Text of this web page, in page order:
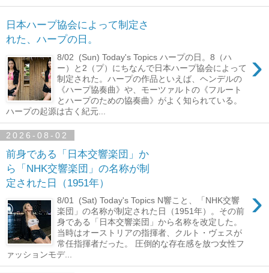
日本ハープ協会によって制定さ
れた、ハープの日。
›
8/02 (Sun) Today's Topics ハープの日。8（ハ
ー）と2（プ）にちなんで日本ハープ協会によって
制定された。ハープの作品といえば、ヘンデルの
《ハープ協奏曲》や、モーツァルトの《フルート
とハープのための協奏曲》がよく知られている。
ハープの起源は古く紀元...
2026-08-02
前身である「日本交響楽団」か
ら「NHK交響楽団」の名称が制
定された日（1951年）
›
8/01 (Sat) Today's Topics N響こと、「NHK交響
楽団」の名称が制定された日（1951年）。その前
身である「日本交響楽団」から名称を改定した。
当時はオーストリアの指揮者、クルト・ヴェスが
常任指揮者だった。 圧倒的な存在感を放つ女性フ
ァッションモデ...